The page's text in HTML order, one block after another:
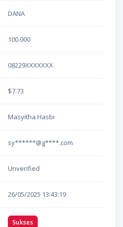
DANA
100.000
08229XXXXXXX
$7.73
Masyitha Hasbi
sy******@g****.com
Unverified
26/05/2025 13:43:19
Sukses